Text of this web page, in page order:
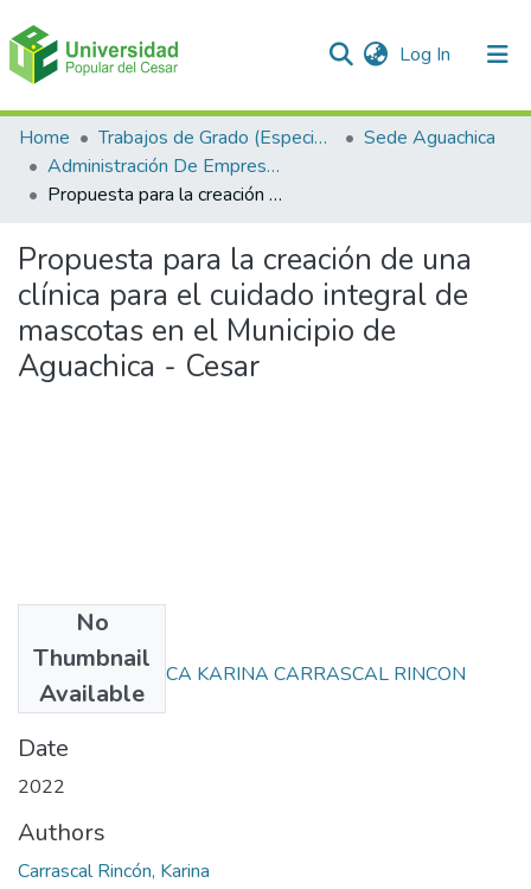
Log In (current)
Communities & Collections
All of DSpace
Home Trabajos de Grado (Especializaciones y Pregrados)
Sede Aguachica
Administración De Empresas
Propuesta para la creación de una clínica para el cuidado integral de mascotas en el Municipio de Aguachica - Cesar
Propuesta para la creación de una
clínica para el cuidado integral de
mascotas en el Municipio de
Aguachica - Cesar
No
Thumbnail
Available
PROYECTO CLINICA KARINA CARRASCAL RINCON
.pdf(1.7 MB)
Date
2022
Authors
Carrascal Rincón, Karina